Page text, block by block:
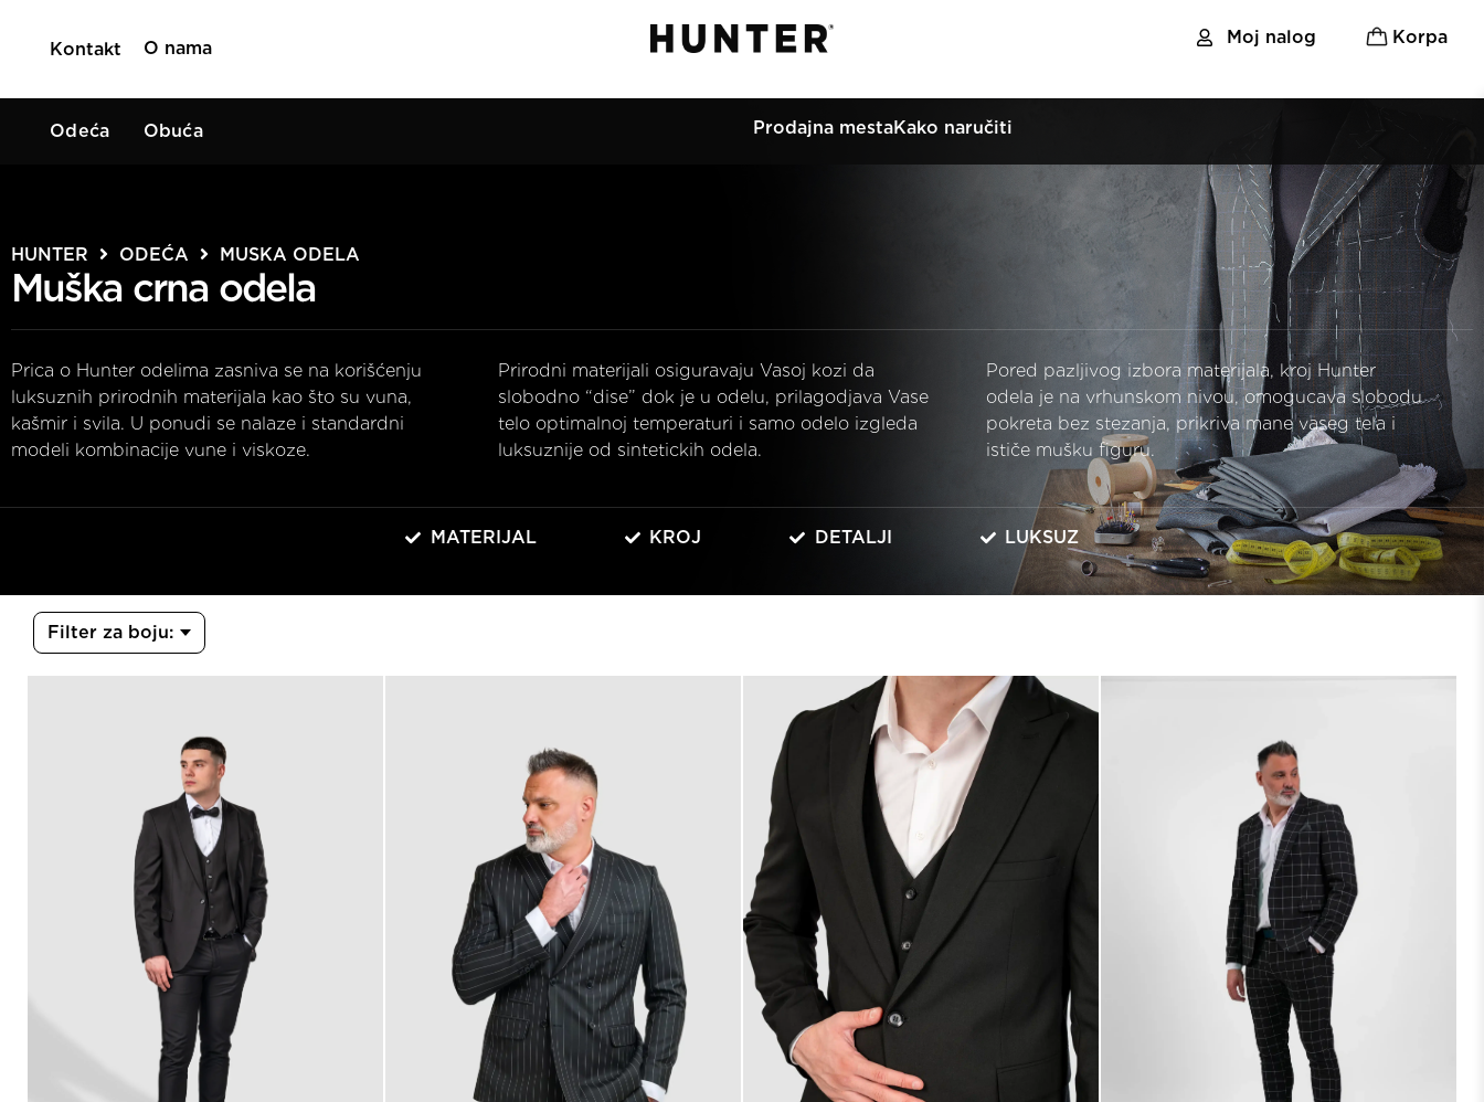
Kontakt O nama
Moj nalog Korpa
Odeća Obuća Prodajna mestaKako naručiti
HUNTER ODEĆA MUSKA ODELA
Muška crna odela
Prica o Hunter odelima zasniva se na korišćenju
luksuznih prirodnih materijala kao što su vuna,
kašmir i svila. U ponudi se nalaze i standardni
modeli kombinacije vune i viskoze.
Prirodni materijali osiguravaju Vasoj kozi da
slobodno “dise” dok je u odelu, prilagodjava Vase
telo optimalnoj temperaturi i samo odelo izgleda
luksuznije od sintetickih odela.
Pored pazljivog izbora materijala, kroj Hunter
odela je na vrhunskom nivou, omogucava slobodu
pokreta bez stezanja, prikriva mane vaseg tela i
ističe mušku figuru.
MATERIJAL KROJ DETALJI LUKSUZ
Filter za boju: